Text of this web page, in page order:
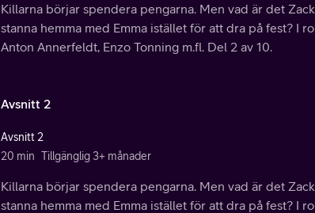
Killarna börjar spendera pengarna. Men vad är det
stanna hemma med Emma istället för att dra på fest? I
Anton Annerfeldt, Enzo Tonning m.fl. Del 2 av 10.
Avsnitt 2
Avsnitt 2
20 min Tillgänglig 3+ månader
Killarna börjar spendera pengarna. Men vad är det
stanna hemma med Emma istället för att dra på fest? I